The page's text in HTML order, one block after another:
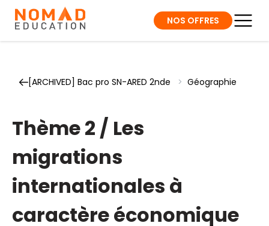
NOS OFFRES
[ARCHIVED] Bac pro SN-ARED 2nde > Géographie
Thème 2 / Les
migrations
internationales à
caractère économique